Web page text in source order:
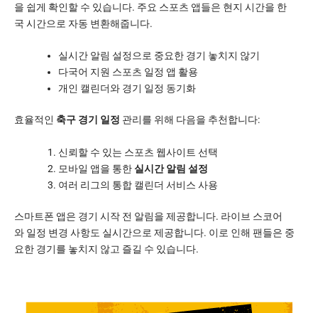
을 쉽게 확인할 수 있습니다. 주요 스포츠 앱들은 현지 시간을 한
국 시간으로 자동 변환해줍니다.
실시간 알림 설정으로 중요한 경기 놓치지 않기
다국어 지원 스포츠 일정 앱 활용
개인 캘린더와 경기 일정 동기화
효율적인 축구 경기 일정 관리를 위해 다음을 추천합니다:
신뢰할 수 있는 스포츠 웹사이트 선택
모바일 앱을 통한 실시간 알림 설정
여러 리그의 통합 캘린더 서비스 사용
스마트폰 앱은 경기 시작 전 알림을 제공합니다. 라이브 스코어
와 일정 변경 사항도 실시간으로 제공합니다. 이로 인해 팬들은 중
요한 경기를 놓치지 않고 즐길 수 있습니다.